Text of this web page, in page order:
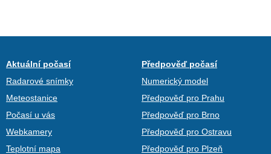
Aktuální počasí
Radarové snímky
Meteostanice
Počasí u vás
Webkamery
Teplotní mapa
Předpověď počasí
Numerický model
Předpověď pro Prahu
Předpověď pro Brno
Předpověď pro Ostravu
Předpověď pro Plzeň